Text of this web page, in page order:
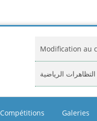
Modification au
الرياضية
Domiciliation
Compétitions Galeries